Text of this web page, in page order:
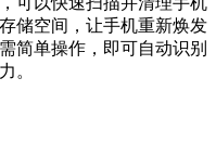
储空间，让手机重新焕发
简单操作，即可自动识别
。